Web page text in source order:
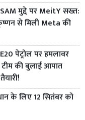
मुद्दे पर MeitY सख्त:
से मिली Meta की
पेट्रोल पर हमलावर
की बुलाई आपात
के लिए 12 सितंबर को